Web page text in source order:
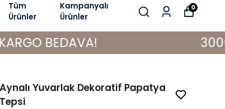
Tüm
Ürünler
Kampanyalı
Ürünler
0
3000 TL VE
Aynalı Yuvarlak Dekoratif Papatya
Tepsi